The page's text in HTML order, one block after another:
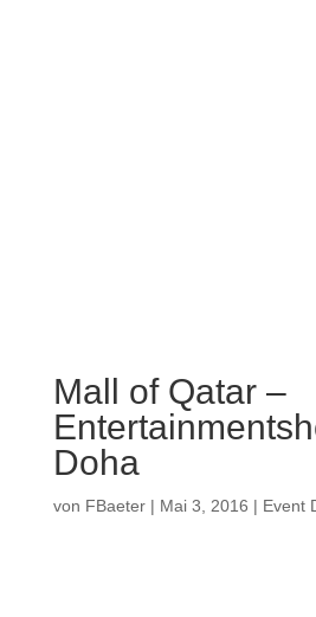
Mall of Qatar –
Doha
von FBaeter| Mai 3, 2016 | Event